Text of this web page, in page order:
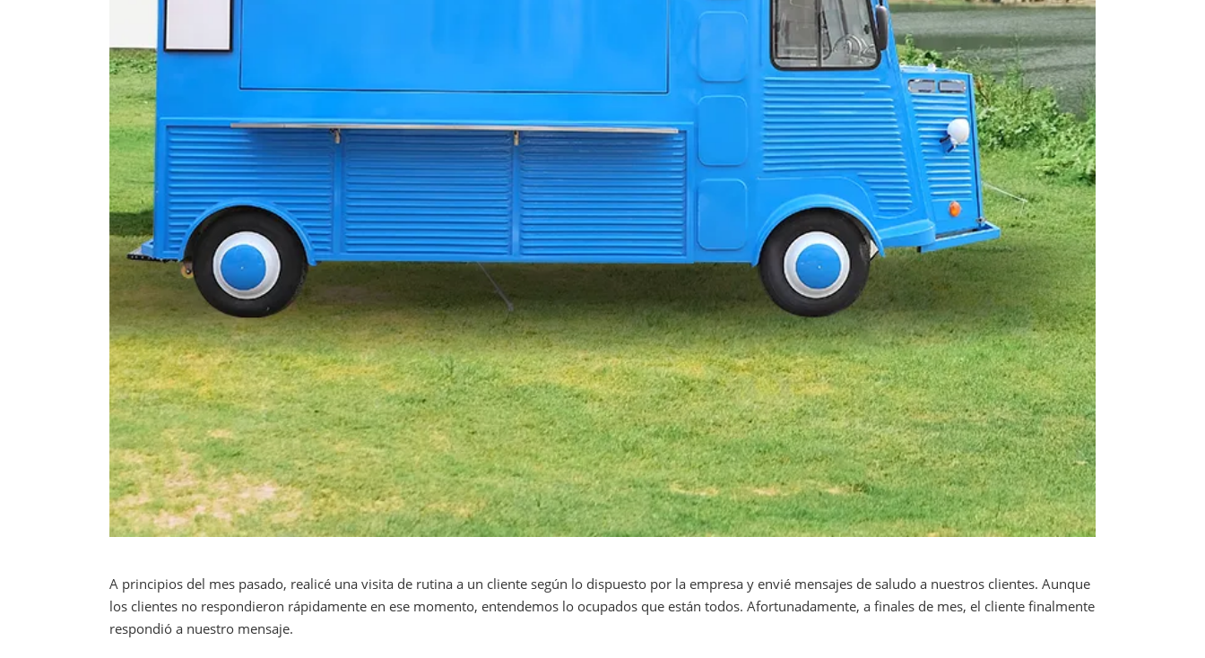
A principios del mes pasado, realicé una visita de rutina a un cliente según lo dispuesto por la empresa y envié mensajes de saludo a nuestros clientes. Aunque
los clientes no respondieron rápidamente en ese momento, entendemos lo ocupados que están todos. Afortunadamente, a finales de mes, el cliente finalmente
respondió a nuestro mensaje.